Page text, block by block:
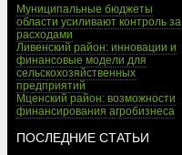
Муниципальные бюджеты
области усиливают контроль за
расходами
Ливенский район: инновации и
финансовые модели для
сельскохозяйственных
предприятий
Мценский район: возможности
финансирования агробизнеса
ПОСЛЕДНИЕ СТАТЬИ